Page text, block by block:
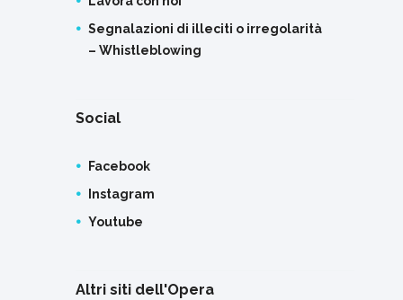
Segnalazioni di illeciti o irregolarità
– Whistleblowing
Social
Facebook
Instagram
Youtube
Altri siti dell'Opera